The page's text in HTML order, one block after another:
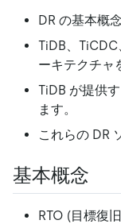
DR の基本概
TiDB、
ーキテクチャ
TiDB が提供
ます。
これらの DR
基本概念
RTO (目標復